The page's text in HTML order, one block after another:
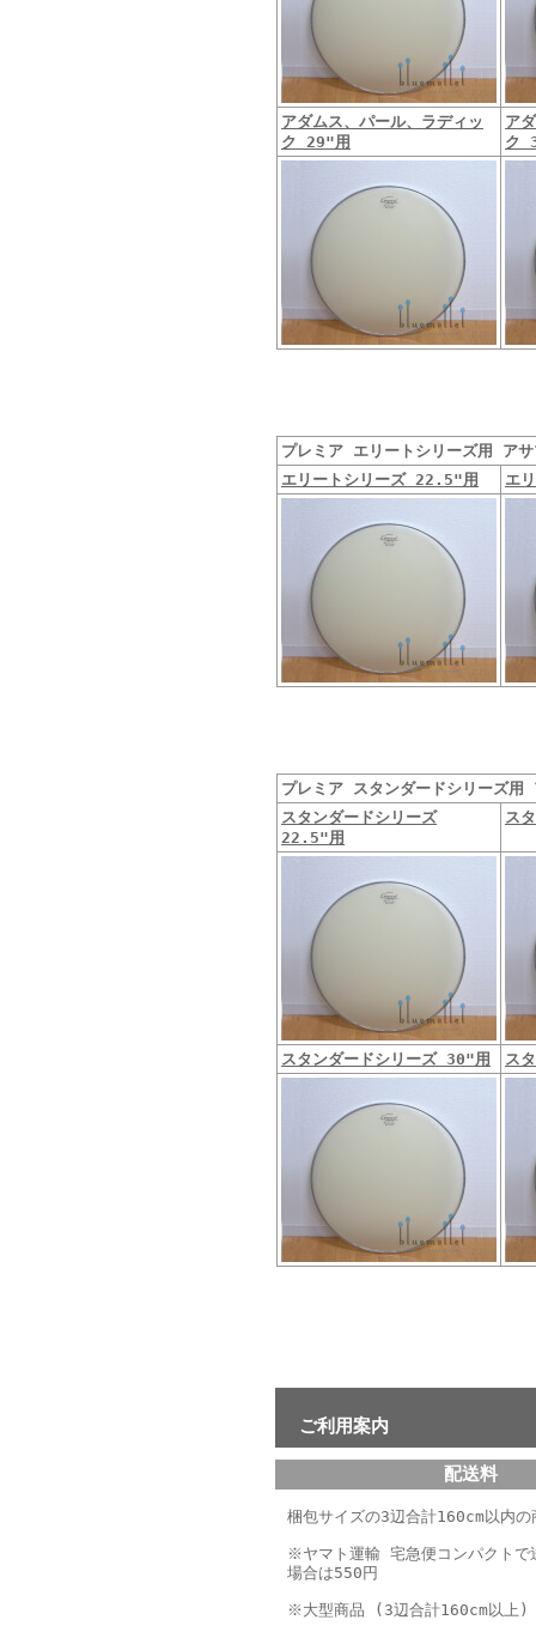
アダムス、パール、ラディッ
ク 29"用
ア
ク
プレミア エリートシリーズ用 ア
エリートシリーズ 22.5"用
エ
プレミア スタンダードシリーズ
スタンダードシリーズ
22.5"用
ス
スタンダードシリーズ 30"用 ス
ご利用案内
配送料
梱包サイズの3辺合計160cm以内
※ヤマト運輸 宅急便コンパクトで
場合は550円
※大型商品 (3辺合計160cm以上)